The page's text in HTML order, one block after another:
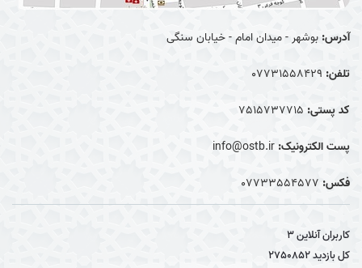
آدرس: بوشهر - میدان امام - خیابان سنگی
تلفن: 07731558429
کد پستی: 7515737715
پست الکترونیک: info@ostb.ir
فکس: 07733554577
کاربران آنلاین3
کل بازدید2750852